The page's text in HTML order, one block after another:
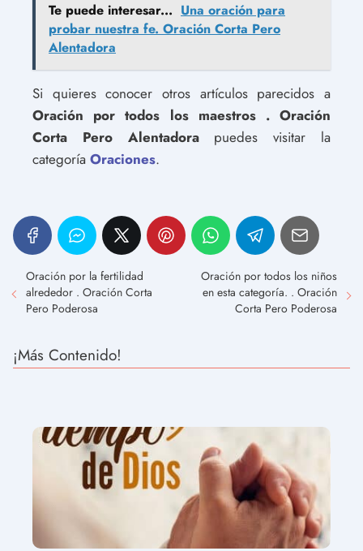
Te puede interesar... Una oración para
probar nuestra fe. Oración Corta Pero
Alentadora
Si quieres conocer otros artículos parecidos a
Oración por todos los maestros . Oración
Corta Pero Alentadorapuedes visitar la
categoría Oraciones.
Oración por la fertilidad
alrededor . Oración Corta
Pero Poderosa
Oración por todos los niños
en esta categoría. . Oración
Corta Pero Poderosa
¡Más Contenido!